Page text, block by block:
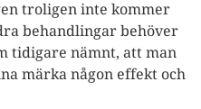
troligen inte kommer
behandlingar behöver
tidigare nämnt, att man
märka någon effekt och